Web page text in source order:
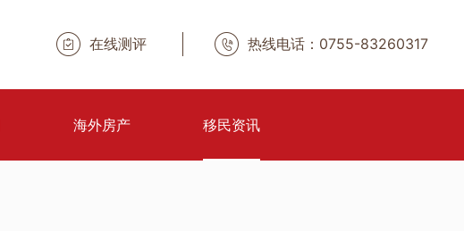
在线测评 热线电话：0755-83260317
海外房产 移民资讯